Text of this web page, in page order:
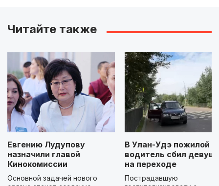
Читайте также
Евгению Лудупову
назначили главой
Кинокомиссии
Основной задачей нового
В Улан-Удэ пожилой
водитель сбил
на переходе
Пострадавшую